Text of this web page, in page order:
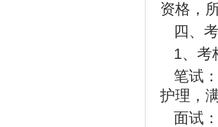
资格，
四、
1、考
笔试
护理，
面试